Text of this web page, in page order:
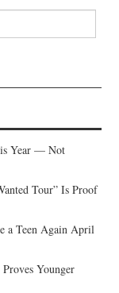
Year — Not
Tour” Is Proof
a Teen Again April
Younger